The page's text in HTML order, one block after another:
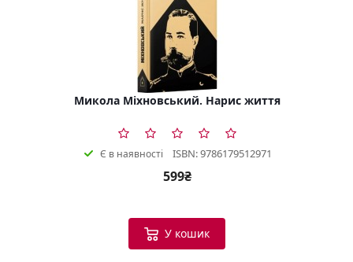
Микола Міхновський. Нарис життя
Є в наявності ISBN: 9786179512971
599₴
У кошик